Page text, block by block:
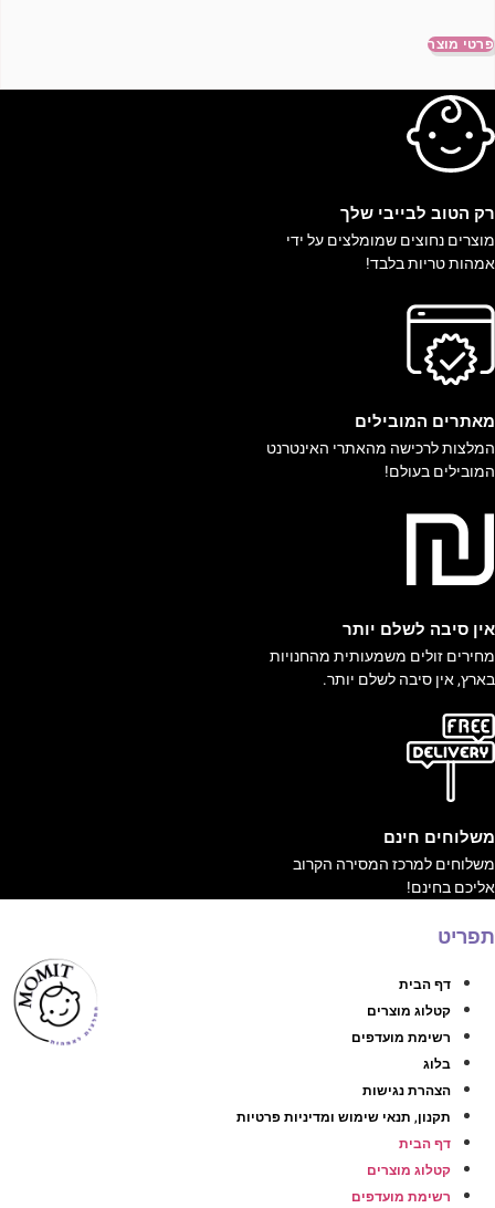
פרטי מוצר
רק הטוב לבייבי שלך
מוצרים נחוצים שמומלצים על ידי
אמהות טריות בלבד!
מאתרים המובילים
המלצות לרכישה מהאתרי האינטרנט
המובילים בעולם!
אין סיבה לשלם יותר
מחירים זולים משמעותית מהחנויות
בארץ, אין סיבה לשלם יותר.
משלוחים חינם
משלוחים למרכז המסירה הקרוב
אליכם בחינם!
תפריט
דף הבית
קטלוג מוצרים
רשימת מועדפים
בלוג
הצהרת נגישות
תקנון, תנאי שימוש ומדיניות פרטיות
דף הבית
קטלוג מוצרים
רשימת מועדפים